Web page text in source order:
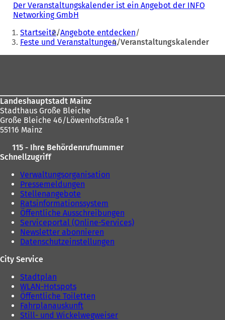
Der Veranstaltungskalender ist ein Angebot der INFO
Networking GmbH
Sie
befinden
sich
Startseite Angebote entdecken
Feste und Veranstaltungen Veranstaltungskalender
Landeshauptstadt Mainz
Stadthaus Große Bleiche
Große Bleiche 46/Löwenhofstraße 1
55116 Mainz
115 - Ihre Behördenrufnummer
Schnellzugriff
Verwaltungsorganisation
Pressemeldungen
Stellenangebote
Ratsinformationssystem
Öffentliche Ausschreibungen
Serviceportal (Online-Services)
Newsletter abonnieren
Datenschutzeinstellungen
City Service
Stadtplan
WLAN-Hotspots
Öffentliche Toiletten
Fahrplanauskunft
Still- und Wickelwegweiser